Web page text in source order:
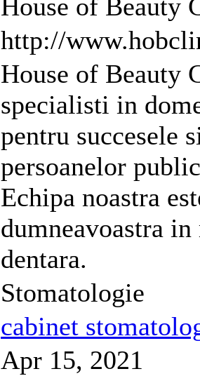
House of Beauty
http://
House of Beauty
specialisti in
pentru succesele
persoanelor
Echipa noastra
dumneavoastra
dentara.
Stomatologie
cabinet
Apr 15, 2021